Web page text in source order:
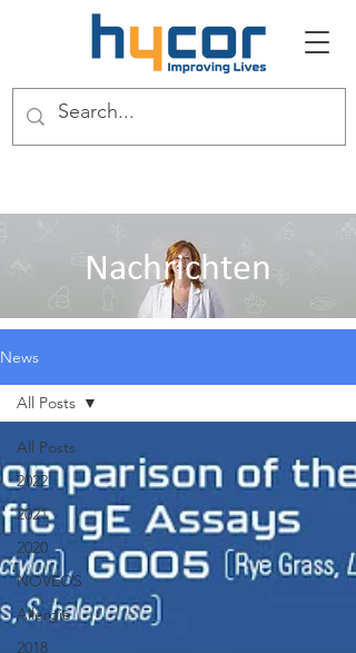
Nachrichten
News
All Posts
2022
2021
2020
NOVEOS
Allergie
2018
All Posts